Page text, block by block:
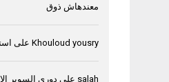
معندهاش ذوق
Khouloud yousry على
salah على دورى السوبر